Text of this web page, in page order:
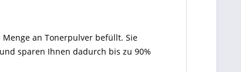
an Tonerpulver befüllt. Sie
sparen Ihnen dadurch bis zu 90%